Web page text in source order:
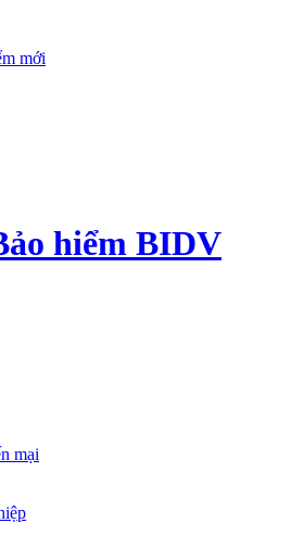
mới
hiểm BIDV
mại